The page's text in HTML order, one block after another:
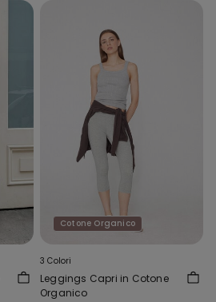
Cotone Organico
3 Colori
Leggings Capri in Cotone
Organico